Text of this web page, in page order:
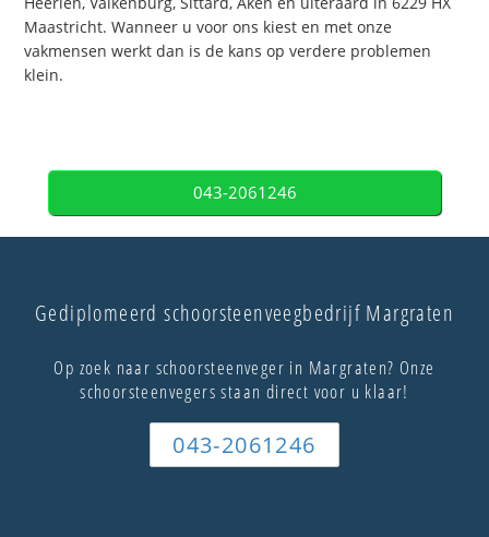
Maastricht. Wanneer u voor ons kiest en met onze
vakmensen werkt dan is de kans op verdere problemen
klein.
043-2061246
Gediplomeerd schoorsteenveegbedrijf Margraten
Op zoek naar schoorsteenveger in Margraten? Onze
schoorsteenvegers staan direct voor u klaar!
043-2061246